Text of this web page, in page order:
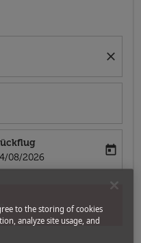
close
booking-return-date-aria-label
08/2026
today
to the storing of cookies
analyze site usage, and